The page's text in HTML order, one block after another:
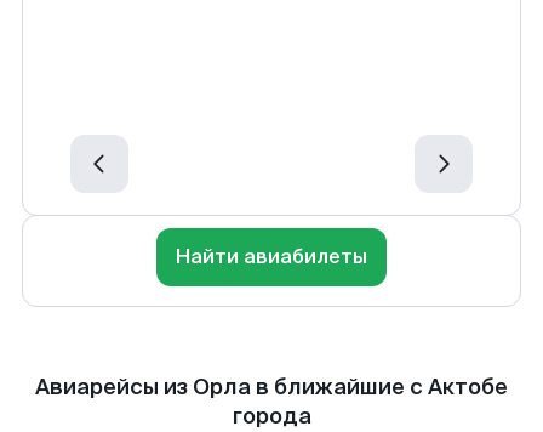
Найти авиабилеты
Авиарейсы из Орла в ближайшие с Актобе
города